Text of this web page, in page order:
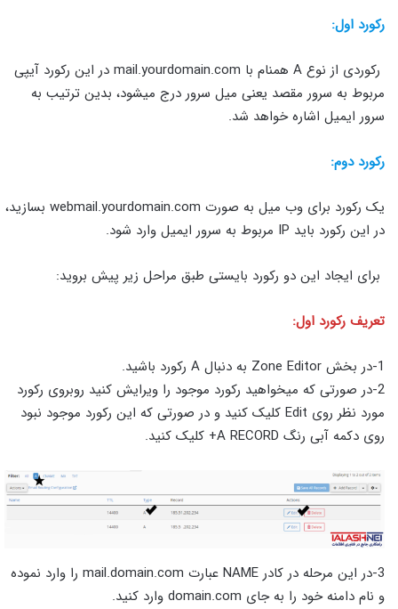
رکورد اول:
رکوردی از نوع A همنام با mail.yourdomain.com در این رکورد آیپی
مربوط به سرور مقصد یعنی میل سرور درج میشود، بدین ترتیب به
سرور ایمیل اشاره خواهد شد.
رکورد دوم:
یک رکورد برای وب میل به صورت webmail.yourdomain.com بسازید،
در این رکورد باید IP مربوط به سرور ایمیل وارد شود.
برای ایجاد این دو رکورد بایستی طبق مراحل زیر پیش بروید:
تعریف رکورد اول:
1-در بخش Zone Editor به دنبال A رکورد باشید.
2-در صورتی که میخواهید رکورد موجود را ویرایش کنید روبروی رکورد
مورد نظر روی Edit کلیک کنید و در صورتی که این رکورد موجود نبود
روی دکمه آبی رنگ A RECORD+ کلیک کنید.
3-در این مرحله در کادر NAME عبارت mail.domain.com را وارد نموده
و نام دامنه خود را به جای domain.com وارد کنید.